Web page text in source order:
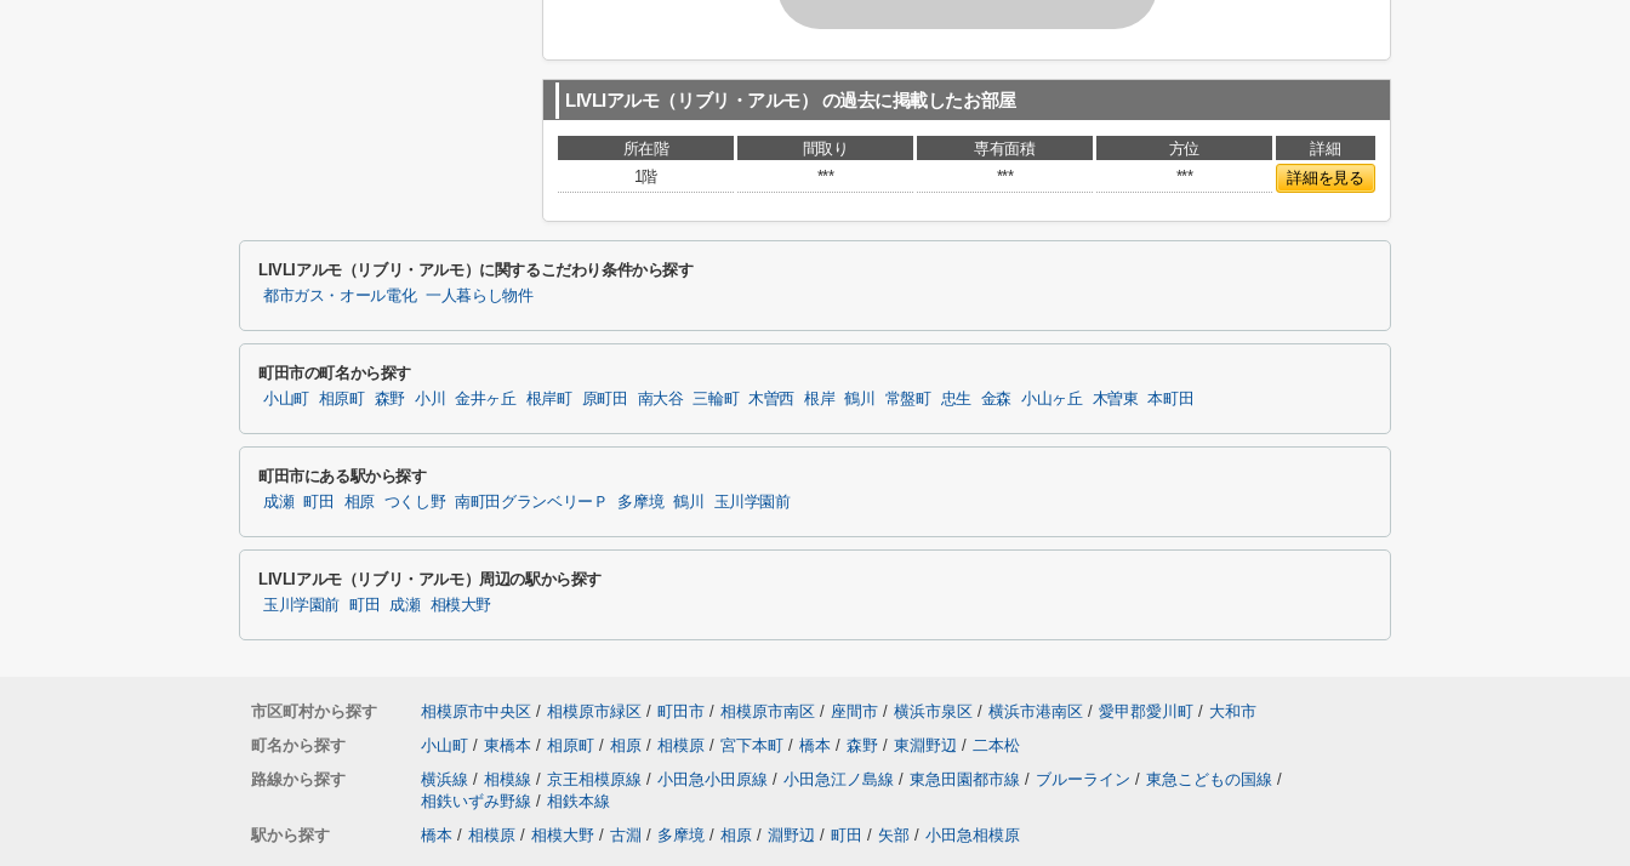
LIVLIアルモ（リブリ・アルモ） の過去に掲載したお部屋
所在階 間取り 専有面積 方位
詳細
1階
*** *** *** 詳細を見る
LIVLIアルモ（リブリ・アルモ）に関するこだわり条件から探す
都市ガス・オール電化 一人暮らし物件
町田市の町名から探す
小山町 相原町 森野 小川 金井ヶ丘 根岸町 原町田 南大谷 三輪町 木曽西 根岸 鶴川 常盤町 忠生 金森 小山ヶ丘 木曽東 本町田
町田市にある駅から探す
成瀬 町田 相原 つくし野 南町田グランベリーＰ 多摩境 鶴川 玉川学園前
LIVLIアルモ（リブリ・アルモ）周辺の駅から探す
玉川学園前 町田 成瀬 相模大野
市区町村から探す 相模原市中央区 / 相模原市緑区 / 町田市 / 相模原市南区 / 座間市 / 横浜市泉区 / 横浜市港南区 / 愛甲郡愛川町 / 大和市
町名から探す
小山町 / 東橋本 / 相原町 / 相原 / 相模原 / 宮下本町 / 橋本 / 森野 / 東淵野辺 / 二本松
路線から探す
横浜線 / 相模線 / 京王相模原線 / 小田急小田原線 / 小田急江ノ島線 / 東急田園都市線 / ブルーライン / 東急こどもの国線 /
相鉄いずみ野線 / 相鉄本線
駅から探す
橋本 / 相模原 / 相模大野 / 古淵 / 多摩境 / 相原 / 淵野辺 / 町田 / 矢部 / 小田急相模原